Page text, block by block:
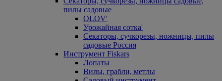
пилы садовые
OLOV'
Урожайная сотка'
Секаторы, сучкорезы, ножницы, пилы
садовые Россия
Инструмент Fiskars
Лопаты
Вилы, грабли, метлы